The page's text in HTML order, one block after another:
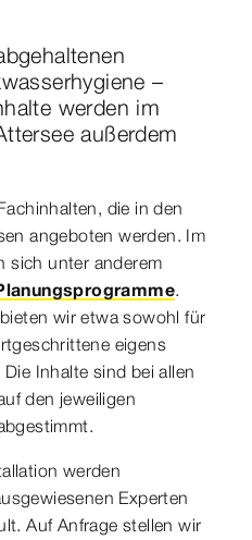
–
werden im
außerdem
die in den
angeboten werden. Im
sich unter anderem
.
wir etwa sowohl für
eigens
Inhalte sind bei allen
den jeweiligen
werden
Experten
Auf Anfrage stellen wir